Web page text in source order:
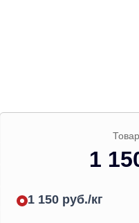
1
1 150 руб./кг